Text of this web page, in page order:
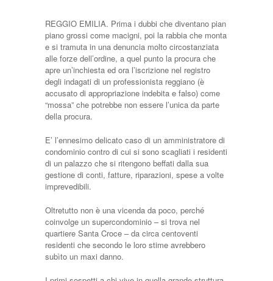
REGGIO EMILIA. Prima i dubbi che diventano pian
piano grossi come macigni, poi la rabbia che monta
e si tramuta in una denuncia molto circostanziata
alle forze dell’ordine, a quel punto la procura che
apre un’inchiesta ed ora l’iscrizione nel registro
degli indagati di un professionista reggiano (è
accusato di appropriazione indebita e falso) come
“mossa” che potrebbe non essere l’unica da parte
della procura.
E’ l’ennesimo delicato caso di un amministratore di
condominio contro di cui si sono scagliati i residenti
di un palazzo che si ritengono beffati dalla sua
gestione di conti, fatture, riparazioni, spese a volte
imprevedibili.
Oltretutto non è una vicenda da poco, perché
coinvolge un supercondominio – si trova nel
quartiere Santa Croce – da circa centoventi
residenti che secondo le loro stime avrebbero
subìto un maxi danno.